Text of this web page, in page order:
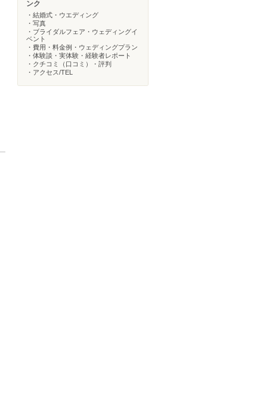
ンク
・結婚式・ウエディング
・写真
・ブライダルフェア・ウェディングイ
ベント
・費用・料金例・ウェディングプラン
・体験談・実体験・経験者レポート
・クチコミ（口コミ）・評判
・アクセス/TEL